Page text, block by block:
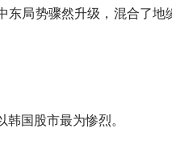
东局势骤然升级，混合了
韩国股市最为惨烈。